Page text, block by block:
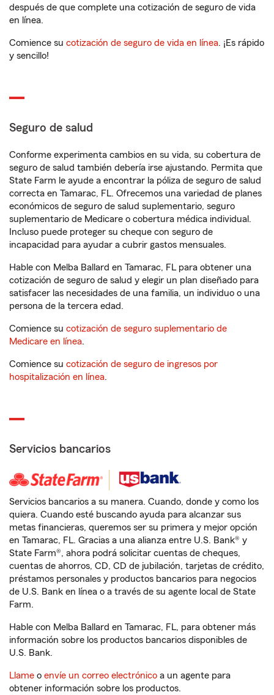
después de que complete una cotización de seguro de vida
en línea.
Comience su cotización de seguro de vida en línea. ¡Es rápido
y sencillo!
Seguro de salud
Conforme experimenta cambios en su vida, su cobertura de
seguro de salud también debería irse ajustando. Permita que
State Farm le ayude a encontrar la póliza de seguro de salud
correcta en Tamarac, FL. Ofrecemos una variedad de planes
económicos de seguro de salud suplementario, seguro
suplementario de Medicare o cobertura médica individual.
Incluso puede proteger su cheque con seguro de
incapacidad para ayudar a cubrir gastos mensuales.
Hable con Melba Ballard en Tamarac, FL para obtener una
cotización de seguro de salud y elegir un plan diseñado para
satisfacer las necesidades de una familia, un individuo o una
persona de la tercera edad.
Comience su cotización de seguro suplementario de
Medicare en línea.
Comience su cotización de seguro de ingresos por
hospitalización en línea.
Servicios bancarios
Servicios bancarios a su manera. Cuando, donde y como los
quiera. Cuando esté buscando ayuda para alcanzar sus
metas financieras, queremos ser su primera y mejor opción
en Tamarac, FL. Gracias a una alianza entre U.S. Bank® y
State Farm®, ahora podrá solicitar cuentas de cheques,
cuentas de ahorros, CD, CD de jubilación, tarjetas de crédito,
préstamos personales y productos bancarios para negocios
de U.S. Bank en línea o a través de su agente local de State
Farm.
Hable con Melba Ballard en Tamarac, FL, para obtener más
información sobre los productos bancarios disponibles de
U.S. Bank.
Llame o envíe un correo electrónico a un agente para
obtener información sobre los productos.